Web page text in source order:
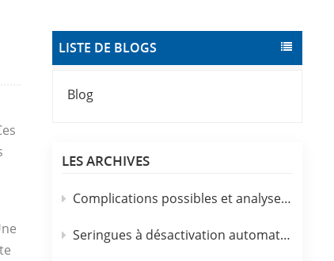
LISTE DE BLOGS
Blog
LES ARCHIVES
Complications possibles et analyse infirmière de l'utilisation clinique des cathéters IV jetables
Seringues à désactivation automatique&nbsp;: un dispositif médical innovant